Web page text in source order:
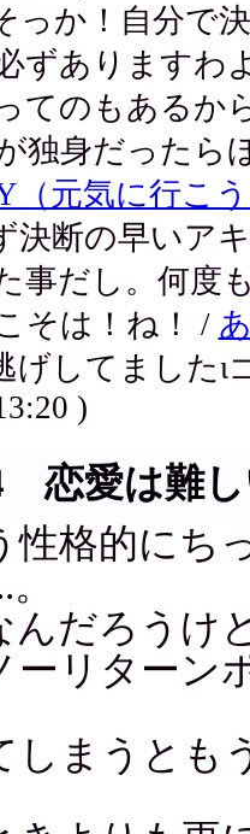
っか！自分で
ずありますわ
てのもあるか
独身だったら
（元気に行こ
決断の早いア
事だし。何度
そは！ね！ /
げしてました
)
恋愛は難
性格的にち
んだろうけ
ーリターン
しまうとも